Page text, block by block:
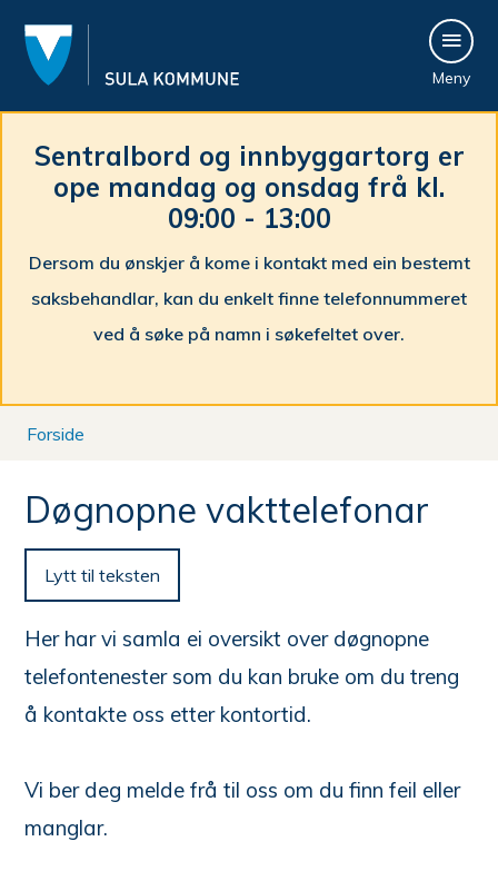
u
l
a
k
o
m
m
n
Meny
Sentralbord og innbyggartorg er
ope mandag og onsdag frå kl.
09:00 - 13:00
Dersom du ønskjer å kome i kontakt med ein bestemt
saksbehandlar, kan du enkelt finne telefonnummeret
ved å søke på namn i søkefeltet over.
Du
Forside
Døgnopne vakttelefonar
Lytt til teksten
Her har vi samla ei oversikt over døgnopne
telefontenester som du kan bruke om du treng
å kontakte oss etter kontortid.
Vi ber deg melde frå til oss om du finn feil eller
manglar.